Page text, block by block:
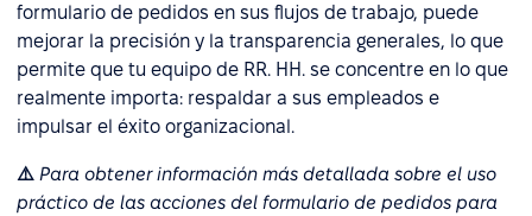
formulario de pedidos en sus flujos de trabajo, puede
mejorar la precisión y la transparencia generales, lo que
permite que tu equipo de RR. HH. se concentre en lo que
realmente importa: respaldar a sus empleados e
impulsar el éxito organizacional.
⚠️ Para obtener información más detallada sobre el uso
práctico de las acciones del formulario de pedidos para